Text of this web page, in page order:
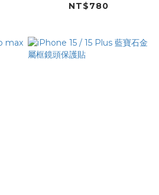
框鏡頭保護貼
NT$780